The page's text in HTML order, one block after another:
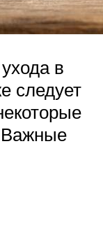
в
следует
Важные